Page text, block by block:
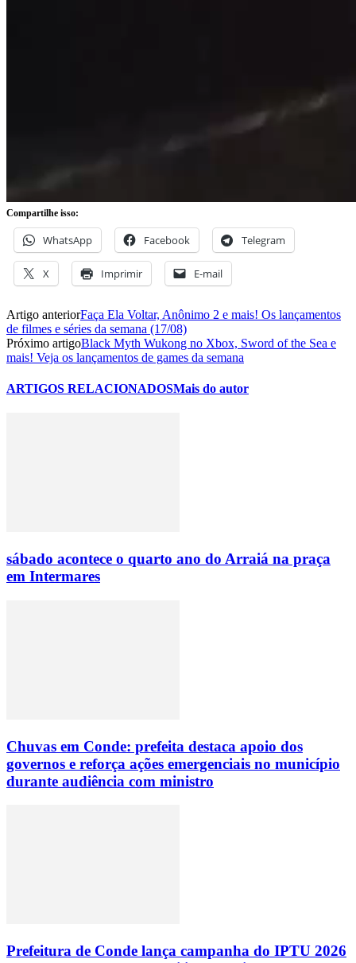
Compartilhe isso:
WhatsApp Facebook Telegram
X Imprimir E-mail
Artigo anteriorFaça Ela Voltar, Anônimo 2 e mais! Os lançamentos
de filmes e séries da semana (17/08)
Próximo artigoBlack Myth Wukong no Xbox, Sword of the Sea e
mais! Veja os lançamentos de games da semana
ARTIGOS RELACIONADOSMais do autor
sábado acontece o quarto ano do Arraiá na praça
em Intermares
Chuvas em Conde: prefeita destaca apoio dos
governos e reforça ações emergenciais no município
durante audiência com ministro
Prefeitura de Conde lança campanha do IPTU 2026